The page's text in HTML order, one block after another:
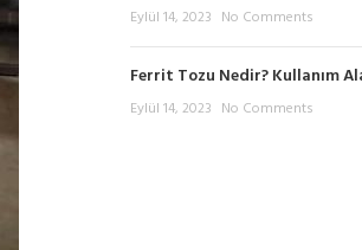
Eylül 14, 2023 No Comments
Ferrit Tozu Nedir? Kullanım
Eylül 14, 2023 No Comments